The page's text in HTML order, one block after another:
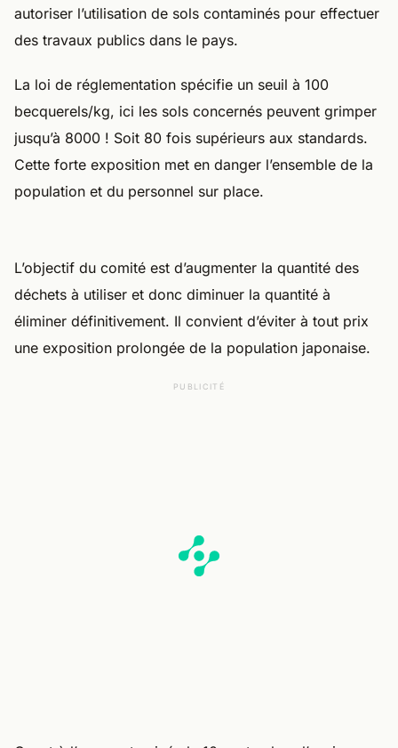
autoriser l’utilisation de sols contaminés pour effectuer
des travaux publics dans le pays.
La loi de réglementation spécifie un seuil à 100
becquerels/kg, ici les sols concernés peuvent grimper
jusqu’à 8000 ! Soit 80 fois supérieurs aux standards.
Cette forte exposition met en danger l’ensemble de la
population et du personnel sur place.
L’objectif du comité est d’augmenter la quantité des
déchets à utiliser et donc diminuer la quantité à
éliminer définitivement. Il convient d’éviter à tout prix
une exposition prolongée de la population japonaise.
PUBLICITÉ